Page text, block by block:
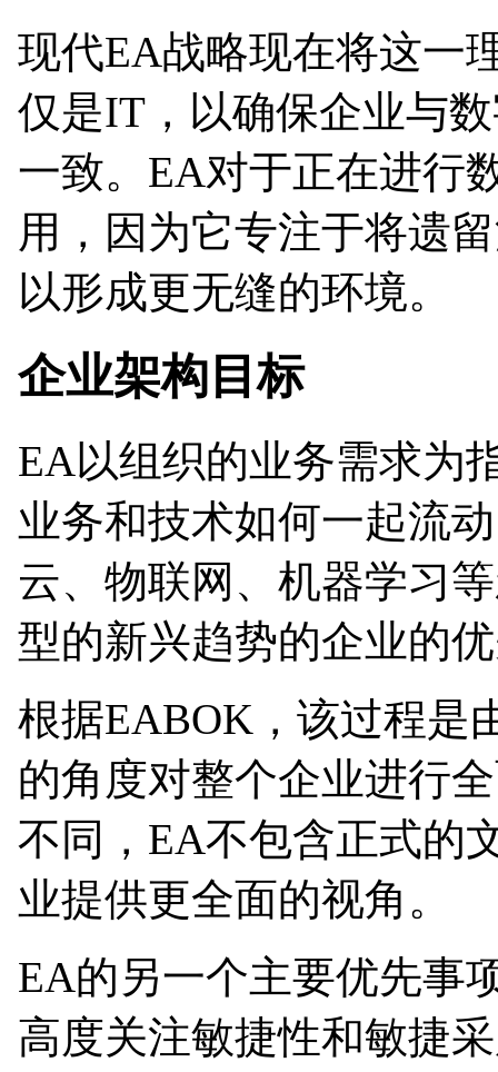
现代EA战略现在将这一
仅是IT，以确保企业与
一致。EA对于正在进行
用，因为它专注于将遗
以形成更无缝的环境。
企业架构目标
EA以组织的业务需求
业务和技术如何一起流
云、物联网、机器学习
型的新兴趋势的企业的
根据EABOK，该过程是
的角度对整个企业进行
不同，EA不包含正式的
业提供更全面的视角。
EA的另一个主要优先事
高度关注敏捷性和敏捷